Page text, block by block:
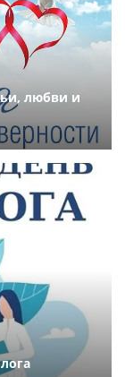
любви и